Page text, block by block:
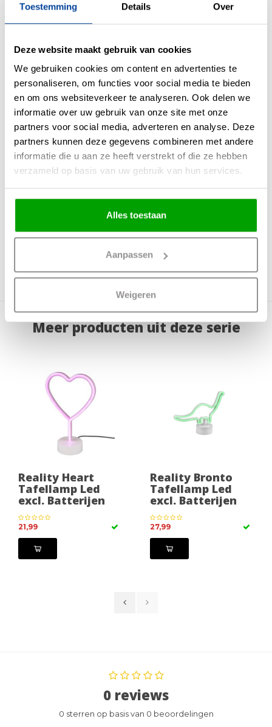
Toestemming Details Over
Deze website maakt gebruik van cookies
We gebruiken cookies om content en advertenties te
personaliseren, om functies voor social media te bieden
en om ons websiteverkeer te analyseren. Ook delen we
informatie over uw gebruik van onze site met onze
partners voor social media, adverteren en analyse. Deze
partners kunnen deze gegevens combineren met andere
informatie die u aan ze heeft verstrekt of die ze hebben
verzameld op basis van uw gebruik van hun services.
Alles toestaan
Aanpassen
Weigeren
Overige maten
Fitting Geen fitting geïntegreerde led
Max. Wattage per lichtpunt
Incl. lichtbron Ja
Energielabel
Lichtsterkte 10 Lumen
IP20
Incl. Snoer & Stekker Ja
Nee
Incl. dimmer Nee
Meer producten uit deze serie
Reality Heart
Tafellamp Led
excl. Batterijen
21,99
Reality Bronto
Tafellamp Led
excl. Batterijen
27,99
0 reviews
0 sterren op basis van 0 beoordelingen